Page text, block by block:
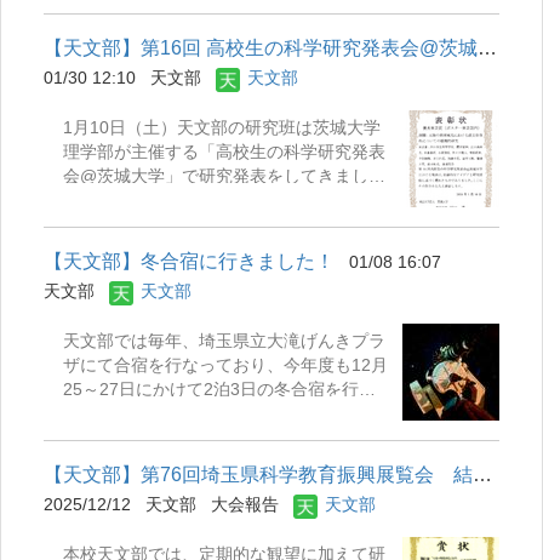
で、ぜひご覧ください。 ↓ ↓ ↓ ↓ ↓
↓ ↓ ↓ ↓ ↓ つくばサイエンスエッジ ポ
スター.pdf 【口頭発表の様子】 【ポス
高度な研究内容に相づちを打ちながら興味
を示していました。とても内容の濃い研究
発表を聴くことができ、充実したジュニア
セッションとなりました。 また、ジュニア
さい。 ↓ ↓ ↓ ↓ ↓ ↓ ↓ ↓ ↓ ↓
↓ 第２８回ジュニアセッション予稿.pdf
然その方角にカメラを向けており、流星の
様子を写真に収めることが出来ました。 流
星痕と呼ばれる流星が通った後に残る淡く
輝く痕跡も撮影できたので、動画にまとめ
写真の画像処理なども終わったので、そち
らもご覧ください。 ○ポラリエ、一眼レ
フカメラで撮影 ・ 火球と流星痕
○SeestarS50 で撮影 ・M51（子持ち銀
河） ・IC434（馬頭
星雲）
【天文部】第16回 高校生の科学研究発表会@茨城大学
01/30 12:10 天文部 天文部
1月10日（土）天文部の研究班は茨城大学
理学部が主催する「高校生の科学研究発表
会@茨城大学」で研究発表をしてきまし
長依存性についての観測的研究」です。今
年度初めてのポスター発表を通じて、大学
の先生や、他県から集まったたくさんの高
校生と意見を交わしました。 初参加なが
優秀賞を受賞することができました。 今後
は「日本天文学会ジュニアセッション」
「つくばScience Edge」でも発表を行う予
↓ ↓ ↓ ↓ ↓ ↓ ↓
↓ ↓ 太陽の周縁減光における波長依存
性についての観測的研究.pdf ・表彰状 ・
発表会の様子
【天文部】冬合宿に行きました！
01/08 16:07
天文部
天文部
天文部では毎年、埼玉県立大滝げんきプラ
ザにて合宿を行なっており、今年度も12月
25～27日にかけて2泊3日の冬合宿を行い
たが、夜の22時過ぎ頃から晴れてきまし
た。雲と霧に阻まれながら、スマートフォ
ンで星座を撮影したり、望遠鏡で銀河を見
たりなど部員は普段出来ない経験をするこ
【天文部】第76回埼玉県科学教育振興展覧会 結果報告
2025/12/12 天文部 大会報告 天文部
本校天文部では、定期的な観望に加えて研